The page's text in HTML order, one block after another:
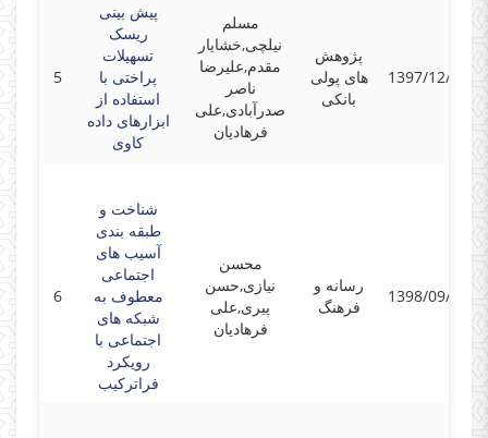
5
پیش بینی
ریسک
تسهیلات
پراختی با
استفاده از
ابزارهای داده
کاوی
مسلم
نیلچی,خشایار
مقدم,علیرضا
ناصر
صدرآبادی,علی
فرهادیان
پژوهش
های پولی
بانکی
1397/12/01
6
شناخت و
طبقه بندی
آسیب های
اجتماعی
معطوف به
شبکه های
اجتماعی با
رویکرد
فراترکیب
محسن
نیازی,حسن
پیری,علی
فرهادیان
رسانه و
فرهنگ
1398/09/01